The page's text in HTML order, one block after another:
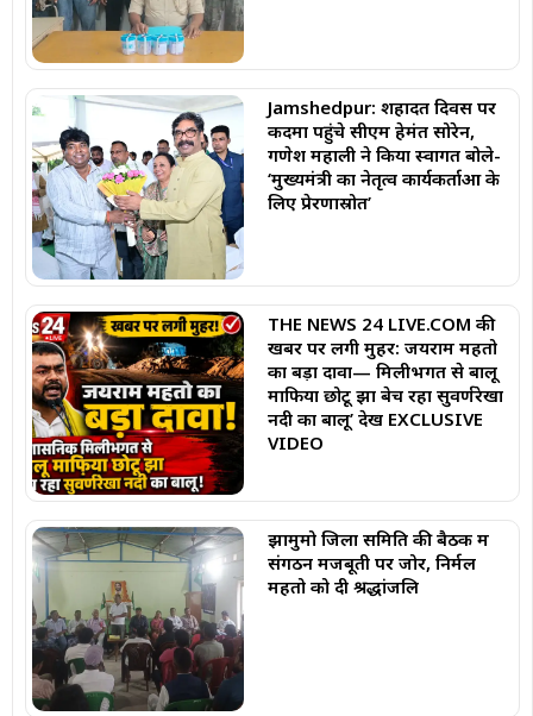
Jamshedpur: शहादत दिवस पर
कदमा पहुंचे सीएम हेमंत सोरेन,
गणेश महाली ने किया स्वागत बोले-
‘मुख्यमंत्री का नेतृत्व कार्यकर्ताओं के
लिए प्रेरणास्रोत’
THE NEWS 24 LIVE.COM की
खबर पर लगी मुहर: जयराम महतो
का बड़ा दावा— मिलीभगत से बालू
माफिया छोटू झा बेच रहा सुवर्णरेखा
नदी का बालू’ देखें EXCLUSIVE
VIDEO
झामुमो जिला समिति की बैठक में
संगठन मजबूती पर जोर, निर्मल
महतो को दी श्रद्धांजलि